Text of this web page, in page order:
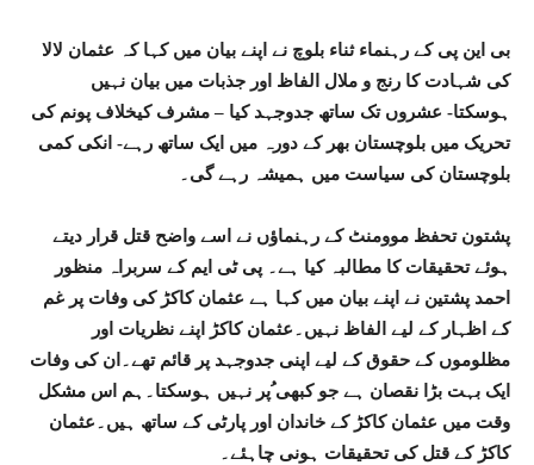
بی این پی کے رہنماء ثناء بلوچ نے اپنے بیان میں کہا کہ عثمان لالا
کی شہادت کا رنج و ملال الفاظ اور جذبات میں بیان نہیں
ہوسکتا- عشروں تک ساتھ جدوجہد کیا – مشرف کیخلاف پونم کی
تحریک میں بلوچستان بھر کے دورہ میں ایک ساتھ رہے- انکی کمی
بلوچستان کی سیاست میں ہمیشہ رہے گی۔
پشتون تحفظ موومنٹ کے رہنماؤں نے اسے واضح قتل قرار دیتے
ہوئے تحقیقات کا مطالبہ کیا ہے۔ پی ٹی ایم کے سربراہ منظور
احمد پشتین نے اپنے بیان میں کہا ہے عثمان کاکڑ کی وفات پر غم
کے اظہار کے لیے الفاظ نہیں۔عثمان کاکڑ اپنے نظریات اور
مظلوموں کے حقوق کے لیے اپنی جدوجہد پر قائم تھے۔ان کی وفات
ایک بہت بڑا نقصان ہے جو کبھی ُپر نہیں ہوسکتا۔ہم اس مشکل
وقت میں عثمان کاکڑ کے خاندان اور پارٹی کے ساتھ ہیں۔عثمان
کاکڑ کے قتل کی تحقیقات ہونی چاہئے۔